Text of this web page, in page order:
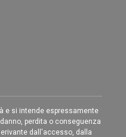
e si intende espressamente
perdita o conseguenza
dall'accesso, dalla